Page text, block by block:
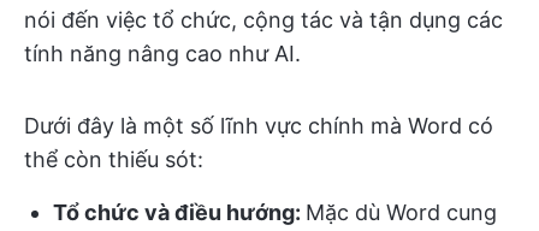
nói đến việc tổ chức, cộng tác và tận dụng các
tính năng nâng cao như AI.
Dưới đây là một số lĩnh vực chính mà Word có
thể còn thiếu sót:
Tổ chức và điều hướng: Mặc dù Word cung